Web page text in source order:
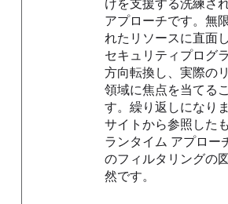
アプローチです。無
れたリソースに直面
セキュリティプログ
方向転換し、実際の
領域に焦点を当てる
す。繰り返しになり
サイトから参照した
ランタイム アプロー
のフィルタリングの
然です。